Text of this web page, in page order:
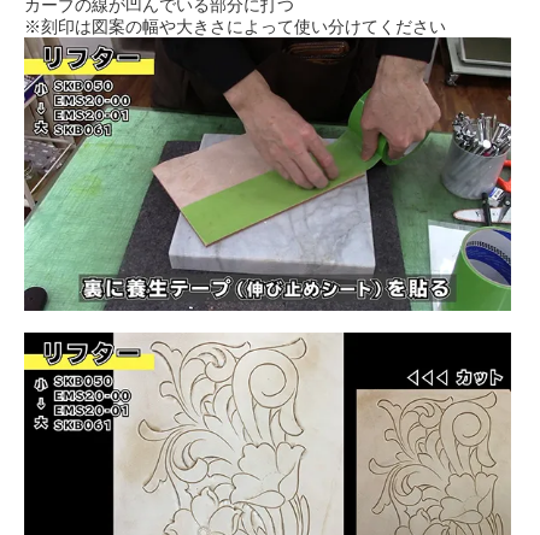
カーブの線が凹んでいる部分に打つ
※刻印は図案の幅や大きさによって使い分けてください